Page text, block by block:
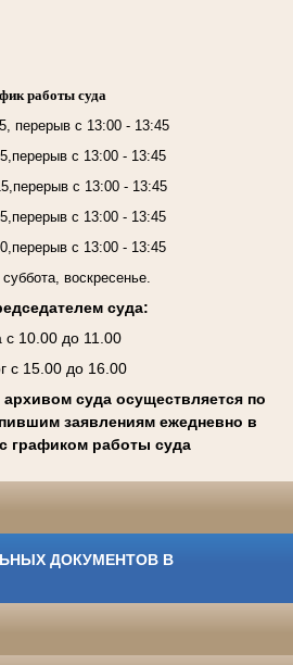
работы суда
перерыв с 13:00 - 13:45
с 13:00 - 13:45
с 13:00 - 13:45
с 13:00 - 13:45
с 13:00 - 13:45
воскресенье.
суда:
с 10.00 до 11.00
с 15.00 до 16.00
суда осуществляется по
заявлениям ежедневно в
графиком работы суда
ДОКУМЕНТОВ В